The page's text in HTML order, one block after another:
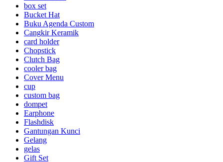
box set
Bucket Hat
Buku Agenda Custom
Cangkir Keramik
card holder
Chopstick
Clutch Bag
cooler bag
Cover Menu
cup
custom bag
dompet
Earphone
Flashdisk
Gantungan Kunci
Gelang
gelas
Gift Set